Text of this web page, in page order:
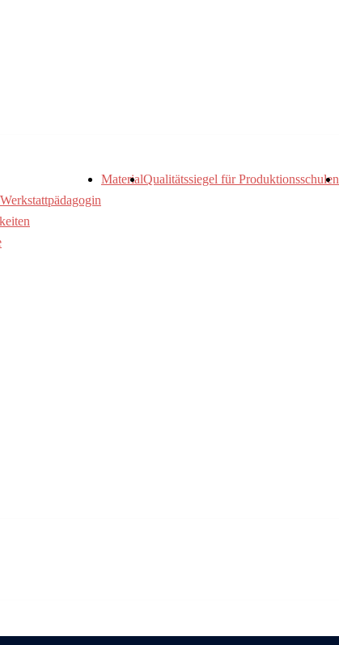
MaterialQualitätssiegel für Produktionsschulen